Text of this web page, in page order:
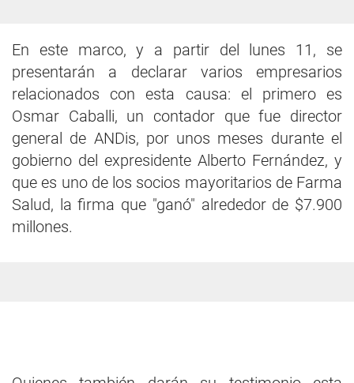
En este marco, y a partir del lunes 11, se
presentarán a declarar varios empresarios
relacionados con esta causa: el primero es
Osmar Caballi, un contador que fue director
general de ANDis, por unos meses durante el
gobierno del expresidente Alberto Fernández, y
que es uno de los socios mayoritarios de Farma
Salud, la firma que "ganó" alrededor de $7.900
millones.